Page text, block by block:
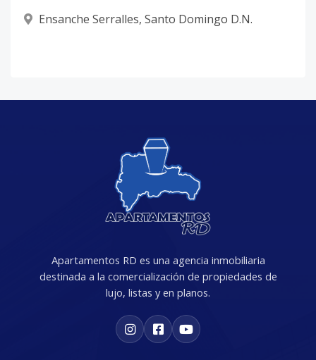
Ensanche Serralles, Santo Domingo D.N.
Apartamentos RD es una agencia inmobiliaria
destinada a la comercialización de propiedades de
lujo, listas y en planos.